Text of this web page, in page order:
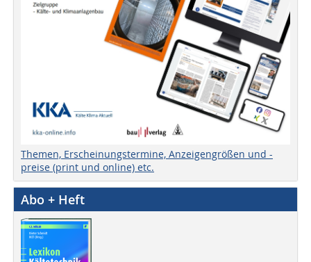
Themen, Erscheinungstermine, Anzeigengrößen und -
preise (print und online) etc.
Abo + Heft